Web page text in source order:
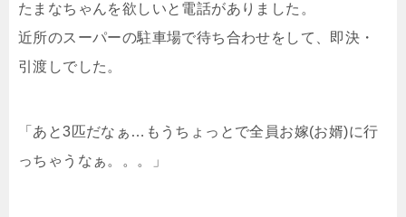
たまなちゃんを欲しいと電話がありました。
近所のスーパーの駐車場で待ち合わせをして、即決・
引渡しでした。
「あと3匹だなぁ…もうちょっとで全員お嫁(お婿)に行
っちゃうなぁ。。。」